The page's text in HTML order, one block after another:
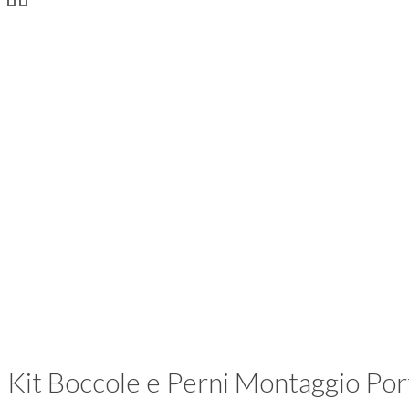
Kit Boccole e Perni Montaggio